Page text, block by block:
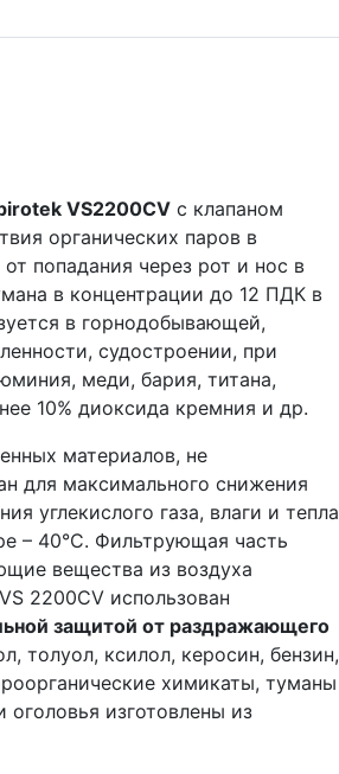
VS2200СV с клапаном
органических паров в
попадания через рот и нос в
в концентрации до 12 ПДК в
в горнодобывающей,
судостроении, при
меди, бария, титана,
10% диоксида кремния и др.
материалов, не
для максимального снижения
углекислого газа, влаги и тепла
– 40°C. Фильтрующая часть
вещества из воздуха
2200CV использован
защитой от раздражающего
толуол, ксилол, керосин, бензин,
химикаты, туманы
изготовлены из